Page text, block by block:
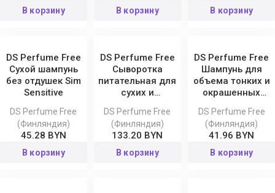
В корзину В корзину В корзину
DS Perfume Free
Сухой шампунь
без отдушек Sim
Sensitive
DS Perfume Free
(Финляндия)
45.28 BYN
В корзину
DS Perfume Free
Сыворотка
питательная для
сухих и
волос без
отдышек Sim
Sensitive
DS Perfume Free
(Финляндия)
133.20 BYN
В корзину
DS Perfume Free
Шампунь для
объема тонких и
окрашенных
Volume Sim
Sensitive
DS Perfume Free
(Финляндия)
41.96 BYN
В корзину